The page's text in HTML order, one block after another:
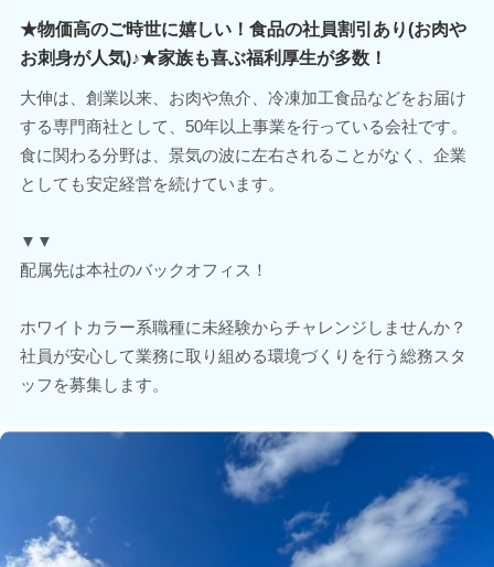
★物価高のご時世に嬉しい！食品の社員割引あり(お肉や
お刺身が人気)♪★家族も喜ぶ福利厚生が多数！
大伸は、創業以来、お肉や魚介、冷凍加工食品などをお届け
する専門商社として、50年以上事業を行っている会社です。
食に関わる分野は、景気の波に左右されることがなく、企業
としても安定経営を続けています。
▼▼
配属先は本社のバックオフィス！
ホワイトカラー系職種に未経験からチャレンジしませんか？
社員が安心して業務に取り組める環境づくりを行う総務スタ
ッフを募集します。